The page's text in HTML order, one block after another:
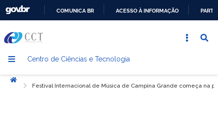
CONTEÚDO
COMUNICA BR ACESSO À INFORMAÇÃO
Centro de Ciências e Tecnologia
Início
Festival Internacional de Música de Campina Grande começa na